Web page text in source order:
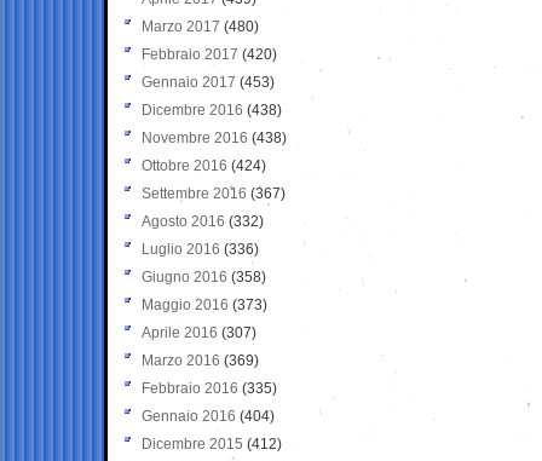
Marzo 2017 (480)
Febbraio 2017 (420)
Gennaio 2017 (453)
Dicembre 2016 (438)
Novembre 2016 (438)
Ottobre 2016 (424)
Settembre 2016 (367)
Agosto 2016 (332)
Luglio 2016 (336)
Giugno 2016 (358)
Maggio 2016 (373)
Aprile 2016 (307)
Marzo 2016 (369)
Febbraio 2016 (335)
Gennaio 2016 (404)
Dicembre 2015 (412)